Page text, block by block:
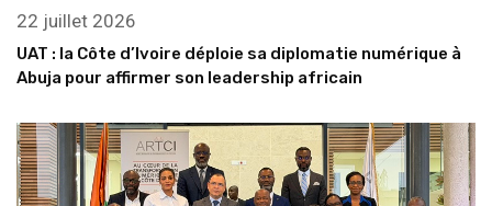
22 juillet 2026
UAT : la Côte d’Ivoire déploie sa diplomatie numérique à
Abuja pour affirmer son leadership africain